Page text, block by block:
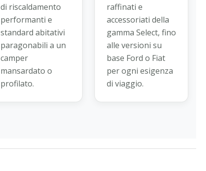
di riscaldamento
performanti e
standard abitativi
paragonabili a un
camper
mansardato o
profilato.
raffinati e
accessoriati della
gamma Select, fino
alle versioni su
base Ford o Fiat
per ogni esigenza
di viaggio.